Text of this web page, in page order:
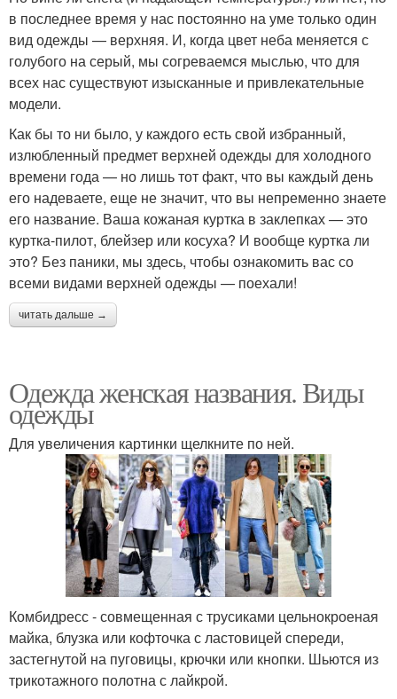
в последнее время у нас постоянно на уме только один
вид одежды — верхняя. И, когда цвет неба меняется с
голубого на серый, мы согреваемся мыслью, что для
всех нас существуют изысканные и привлекательные
модели.
Как бы то ни было, у каждого есть свой избранный,
излюбленный предмет верхней одежды для холодного
времени года — но лишь тот факт, что вы каждый день
его надеваете, еще не значит, что вы непременно знаете
его название. Ваша кожаная куртка в заклепках — это
куртка-пилот, блейзер или косуха? И вообще куртка ли
это? Без паники, мы здесь, чтобы ознакомить вас со
всеми видами верхней одежды — поехали!
читать дальше →
Одежда женская названия. Виды
одежды
Для увеличения картинки щелкните по ней.
Комбидресс - совмещенная с трусиками цельнокроеная
майка, блузка или кофточка с ластовицей спереди,
застегнутой на пуговицы, крючки или кнопки. Шьются из
трикотажного полотна с лайкрой.